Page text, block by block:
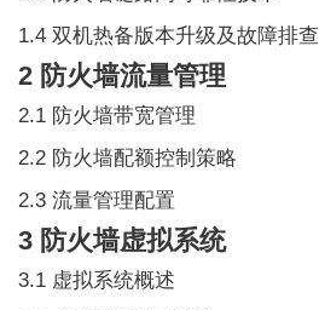
1.4 双机热备版本升级及故障排查
2 防火墙流量管理
2.1 防火墙带宽管理
2.2 防火墙配额控制策略
2.3 流量管理配置
3 防火墙虚拟系统
3.1 虚拟系统概述